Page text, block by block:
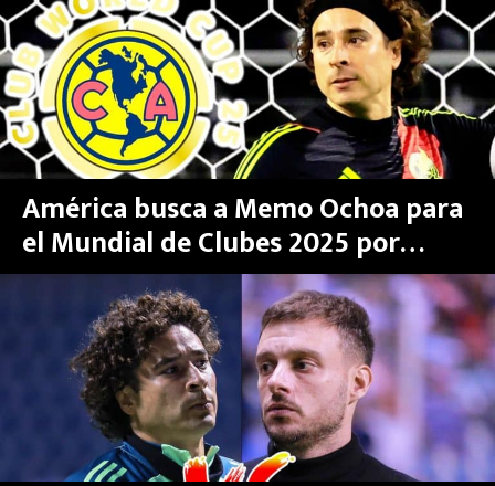
América busca a Memo Ochoa para
el Mundial de Clubes 2025 por
poderosos motivos ¿Y Luis Ángel
Malagón?